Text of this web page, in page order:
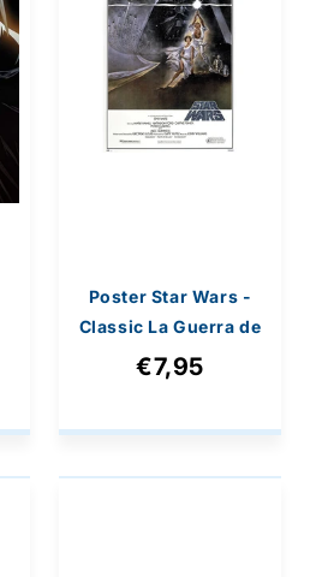
Poster Star Wars -
Classic La Guerra de
las Galaxias Cartel
61x91,5cm
€7,95